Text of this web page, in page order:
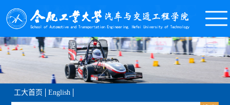
工大首页 English